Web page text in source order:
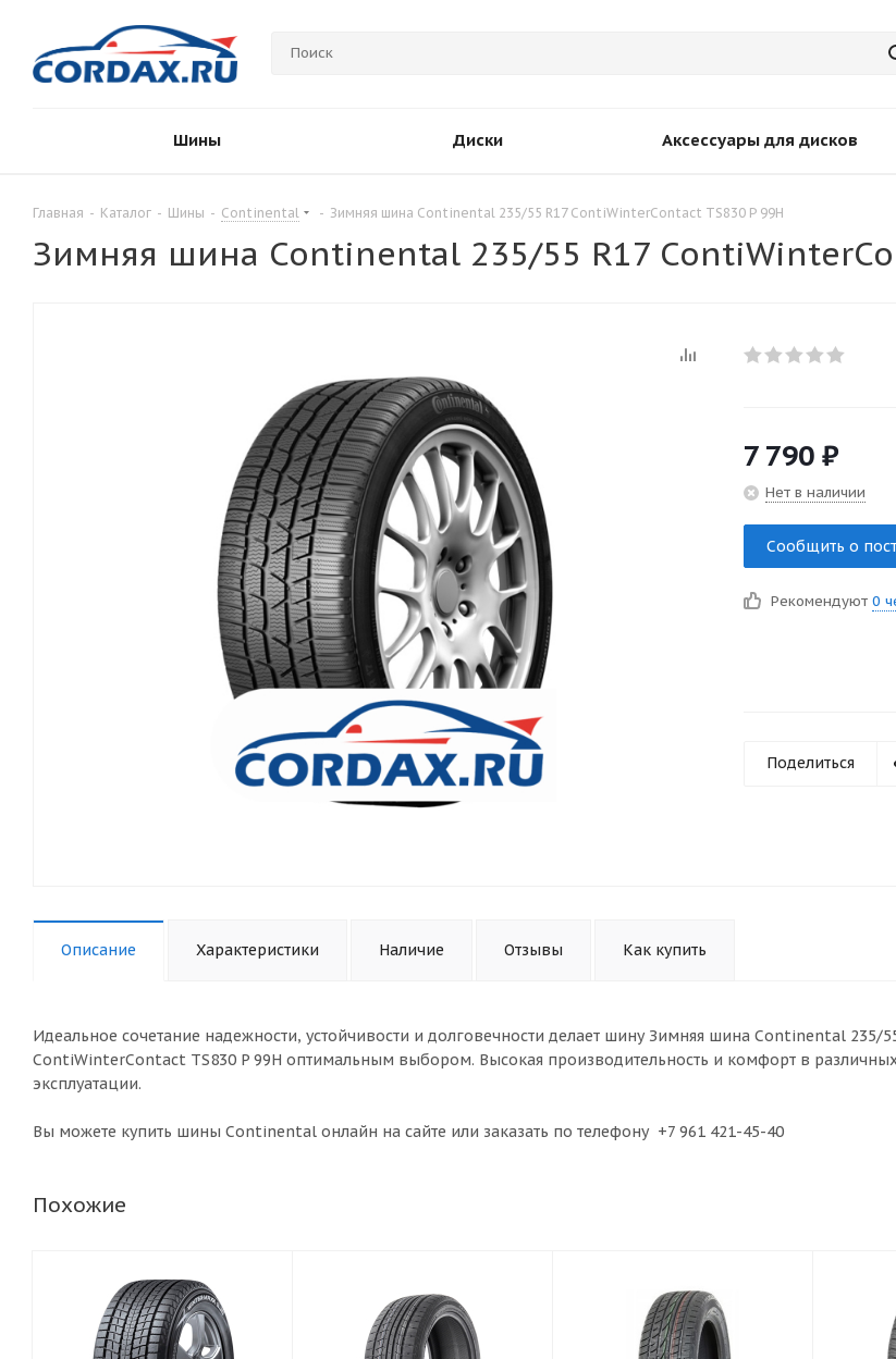
Шины Диски Аксессуары для дисков
Главная - Каталог - Шины - Continental - Зимняя шина Continental 235/55 R17 ContiWinterContact TS830 P 99H
Зимняя шина Continental 235/55 R17
7 790 ₽
Нет в наличии
Сообщить о
Рекомендуют 0
Поделиться
Описание Характеристики Наличие Отзывы Как купить
Идеальное сочетание надежности, устойчивости и долговечности делает шину Зимняя шина Continental 235/
ContiWinterContact TS830 P 99H оптимальным выбором. Высокая производительность и комфорт в
эксплуатации.
Вы можете купить шины Continental онлайн на сайте или заказать по телефону +7 961 421-45-40
Похожие